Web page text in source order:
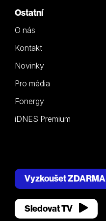
Ostatní
O nás
Kontakt
Novinky
Pro média
Fonergy
iDNES Premium
Vyzkoušet ZDARMA
Sledovat TV